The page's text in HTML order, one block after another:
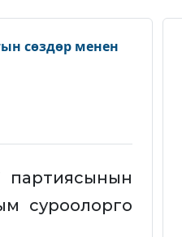
сөздөр менен
партиясынын
суроолорго